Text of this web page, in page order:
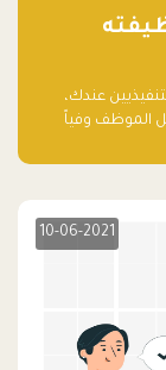
عندك،
الموظف وفياً
10-06-2021